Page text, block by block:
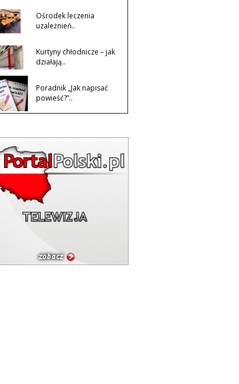
Ośrodek leczenia
uzależnień..
Kurtyny chłodnicze – jak
działają..
Poradnik „Jak napisać
powieść?”..